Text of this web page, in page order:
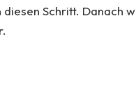
Schritt. Danach